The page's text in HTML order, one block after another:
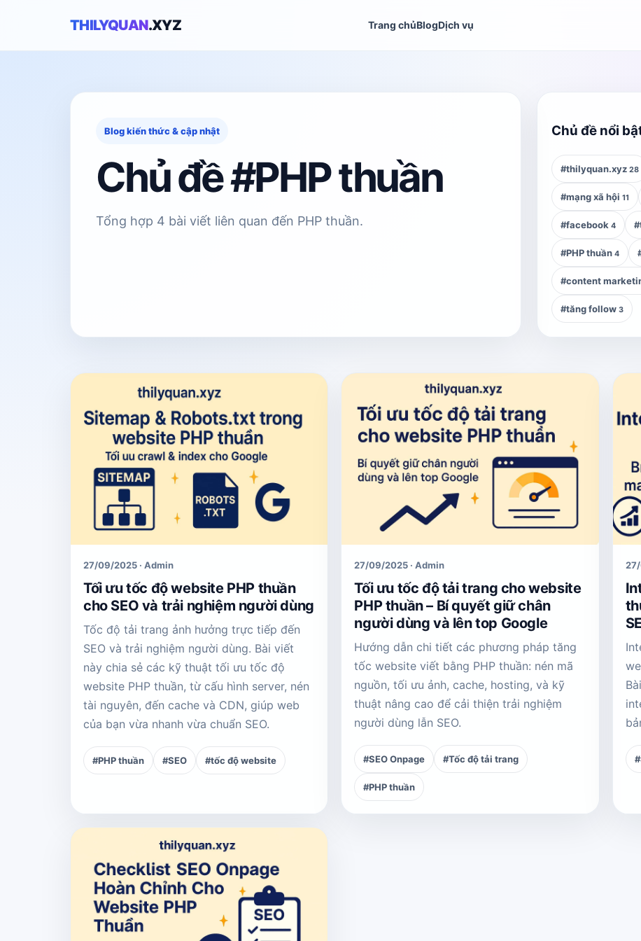
THILYQUAN.XYZ Trang chủBlogDịch vụ
Blog kiến thức & cập nhật
Chủ đề #PHP thuần
Tổng hợp 4 bài viết liên quan đến PHP thuần.
Chủ đề nổi
#thilyquan.xyz28
#mạng xã hội11
#facebook4
#PHP thuần4
#content
#tăng follow3
27/09/2025 · Admin
Tối ưu tốc độ website PHP thuần
cho SEO và trải nghiệm người dùng
Tốc độ tải trang ảnh hưởng trực tiếp đến
SEO và trải nghiệm người dùng. Bài viết
này chia sẻ các kỹ thuật tối ưu tốc độ
website PHP thuần, từ cấu hình server, nén
tài nguyên, đến cache và CDN, giúp web
của bạn vừa nhanh vừa chuẩn SEO.
#PHP thuần #SEO #tốc độ website
27/09/2025 · Admin
Tối ưu tốc độ tải trang cho website
PHP thuần – Bí quyết giữ chân
người dùng và lên top Google
Hướng dẫn chi tiết các phương pháp tăng
tốc website viết bằng PHP thuần: nén mã
nguồn, tối ưu ảnh, cache, hosting, và kỹ
thuật nâng cao để cải thiện trải nghiệm
người dùng lẫn SEO.
#SEO Onpage #Tốc độ tải trang
#PHP thuần